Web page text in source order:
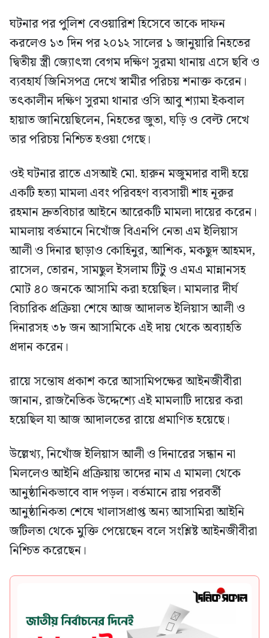
ঘটনার পর পুলিশ বেওয়ারিশ হিসেবে তাকে দাফন
করলেও ১৩ দিন পর ২০১২ সালের ১ জানুয়ারি নিহতের
দ্বিতীয় স্ত্রী জ্যোৎস্না বেগম দক্ষিণ সুরমা থানায় এসে ছবি ও
ব্যবহার্য জিনিসপত্র দেখে স্বামীর পরিচয় শনাক্ত করেন।
তৎকালীন দক্ষিণ সুরমা থানার ওসি আবু শ্যামা ইকবাল
হায়াত জানিয়েছিলেন, নিহতের জুতা, ঘড়ি ও বেল্ট দেখে
তার পরিচয় নিশ্চিত হওয়া গেছে।
ওই ঘটনার রাতে এসআই মো. হারুন মজুমদার বাদী হয়ে
একটি হত্যা মামলা এবং পরিবহণ ব্যবসায়ী শাহ নূরুর
রহমান দ্রুতবিচার আইনে আরেকটি মামলা দায়ের করেন।
মামলায় বর্তমানে নিখোঁজ বিএনপি নেতা এম ইলিয়াস
আলী ও দিনার ছাড়াও কোহিনুর, আশিক, মকছুদ আহমদ,
রাসেল, তোরন, সামছুল ইসলাম টিটু ও এমএ মান্নানসহ
মোট ৪০ জনকে আসামি করা হয়েছিল। মামলার দীর্ঘ
বিচারিক প্রক্রিয়া শেষে আজ আদালত ইলিয়াস আলী ও
দিনারসহ ৩৮ জন আসামিকে এই দায় থেকে অব্যাহতি
প্রদান করেন।
রায়ে সন্তোষ প্রকাশ করে আসামিপক্ষের আইনজীবীরা
জানান, রাজনৈতিক উদ্দেশ্যে এই মামলাটি দায়ের করা
হয়েছিল যা আজ আদালতের রায়ে প্রমাণিত হয়েছে।
উল্লেখ্য, নিখোঁজ ইলিয়াস আলী ও দিনারের সন্ধান না
মিললেও আইনি প্রক্রিয়ায় তাদের নাম এ মামলা থেকে
আনুষ্ঠানিকভাবে বাদ পড়ল। বর্তমানে রায় পরবর্তী
আনুষ্ঠানিকতা শেষে খালাসপ্রাপ্ত অন্য আসামিরা আইনি
জটিলতা থেকে মুক্তি পেয়েছেন বলে সংশ্লিষ্ট আইনজীবীরা
নিশ্চিত করেছেন।